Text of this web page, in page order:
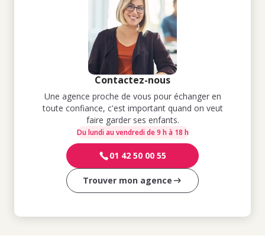
Contactez-nous
Une agence proche de vous pour échanger en
toute confiance, c'est important quand on veut
faire garder ses enfants.
Du lundi au vendredi de 9 h à 18 h
01 42 50 00 55
Trouver mon agence